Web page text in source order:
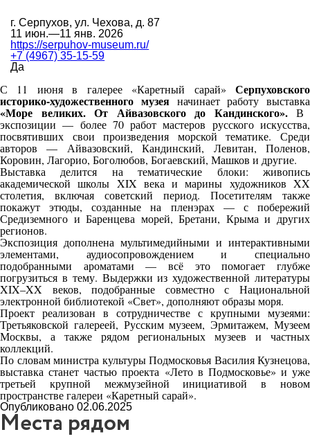
г. Серпухов, ул. Чехова, д. 87
11 июн.—11 янв. 2026
https://serpuhov-museum.ru/
+7 (4967) 35-15-59
Да
С 11 июня в галерее «Каретный сарай» Серпуховского
историко-художественного музеяначинает работу выставка
«Море великих. От Айвазовского до Кандинского».В
экспозиции — более 70 работ мастеров русского искусства,
посвятивших свои произведения морской тематике. Среди
авторов — Айвазовский, Кандинский, Левитан, Поленов,
Коровин, Лагорио, Боголюбов, Богаевский, Машков и другие.
Выставка делится на тематические блоки: живопись
академической школы XIX века и марины художников XX
столетия, включая советский период. Посетителям также
покажут этюды, созданные на пленэрах — с побережий
Средиземного и Баренцева морей, Бретани, Крыма и других
регионов.
Экспозиция дополнена мультимедийными и интерактивными
элементами, аудиосопровождением и специально
подобранными ароматами — всё это помогает глубже
погрузиться в тему. Выдержки из художественной литературы
XIX–XX веков, подобранные совместно с Национальной
электронной библиотекой «Свет», дополняют образы моря.
Проект реализован в сотрудничестве с крупными музеями:
Третьяковской галереей, Русским музеем, Эрмитажем, Музеем
Москвы, а также рядом региональных музеев и частных
коллекций.
По словам министра культуры Подмосковья Василия Кузнецова,
выставка станет частью проекта «Лето в Подмосковье» и уже
третьей крупной межмузейной инициативой в новом
пространстве галереи «Каретный сарай».
Опубликовано 02.06.2025
Места рядом